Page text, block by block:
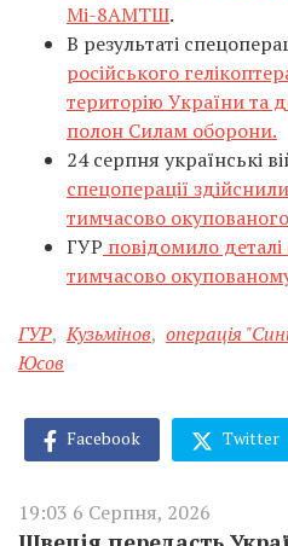
Мі-8АМТШ.
В результаті
російського
територію України та
полон Силам оборони.
24 серпня українські
спецоперації
тимчасово
ГУР повідомило деталі
тимчасово
ГУР, Кузьмінов, операція
Юсов
Facebook Twitter
19:03 6 Серпня, 2026